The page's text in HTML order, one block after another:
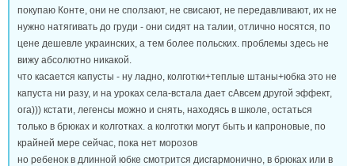
покупаю Конте, они не сползают, не свисают, не передавливают, их не
нужно натягивать до груди - они сидят на талии, отлично носятся, по
цене дешевле украинских, а тем более польских. проблемы здесь не
вижу абсолютно никакой.
что касается капусты - ну ладно, колготки+теплые штаны+юбка это не
капуста ни разу, и на уроках села-встала дает сАвсем другой эффект,
ога))) кстати, легенсы можно и снять, находясь в школе, остаться
только в брюках и колготках. а колготки могут быть и капроновые, по
крайней мере сейчас, пока нет морозов
но ребенок в длинной юбке смотрится дисгармонично, в брюках или в